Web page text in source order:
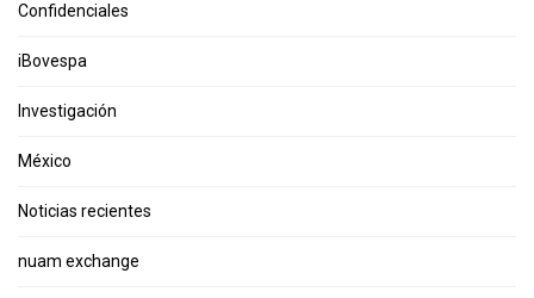
Confidenciales
iBovespa
Investigación
México
Noticias recientes
nuam exchange